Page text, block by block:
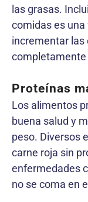
las grasas.
comidas es
incrementar las
completamente
Proteínas
Los alimentos
buena salud y
peso. Diversos
carne roja sin
enfermedades
no se coma en